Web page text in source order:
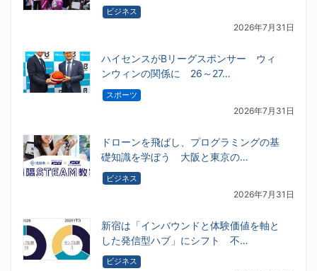
ビジネス
2026年7月31日
ハイセンスがBリーグスポンサー ウィ
ンウィンの関係に 26～27…
スポーツ
2026年7月31日
ドローンを飛ばし、プログラミングの基
礎知識を学ぼう 大阪と東京の…
ビジネス
2026年7月31日
新宿は「インバウンドと体験価値を軸と
した発信型ハブ」にシフト 不…
ビジネス